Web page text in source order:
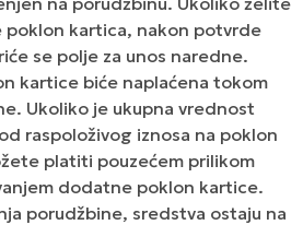
poklon kartica, nakon potvrde
se polje za unos naredne.
kartice biće naplaćena tokom
Ukoliko je ukupna vrednost
raspoloživog iznosa na poklon
platiti pouzećem prilikom
dodatne poklon kartice.
porudžbine, sredstva ostaju na